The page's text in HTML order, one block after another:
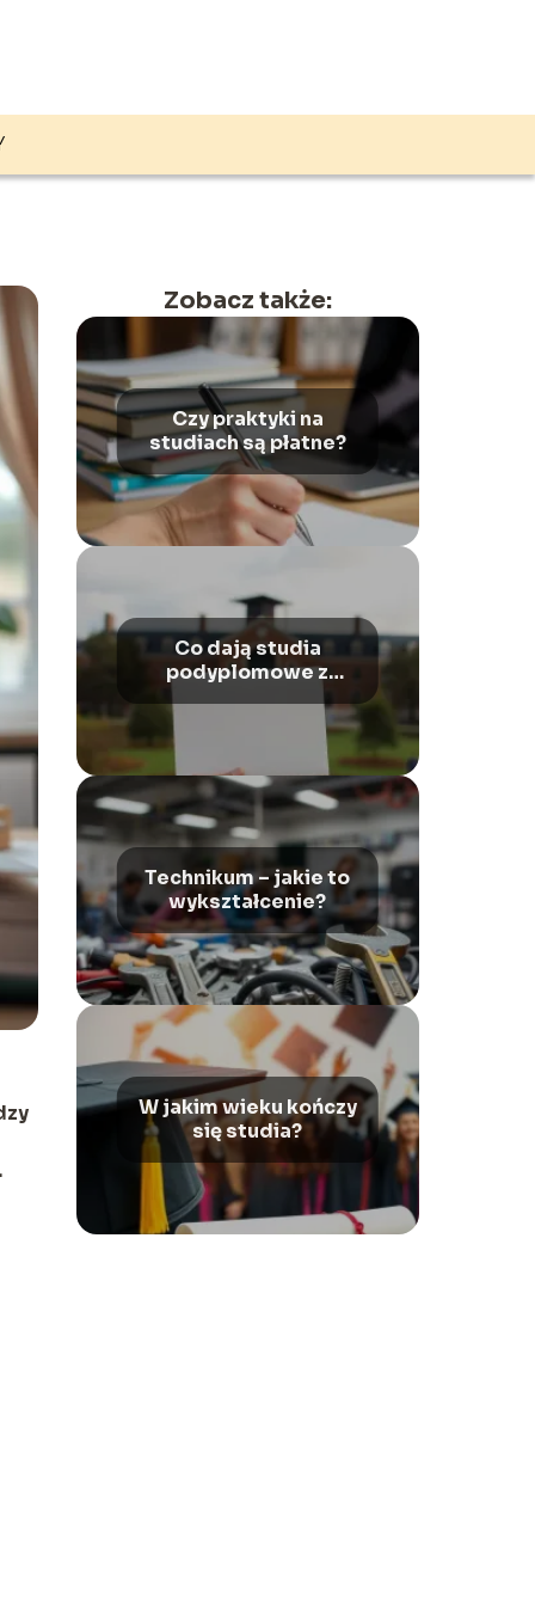
Zobacz także:
Czy praktyki na
studiach są płatne?
Co dają studia
podyplomowe z
Technikum – jakie to
wykształcenie?
W jakim wieku kończy
się studia?